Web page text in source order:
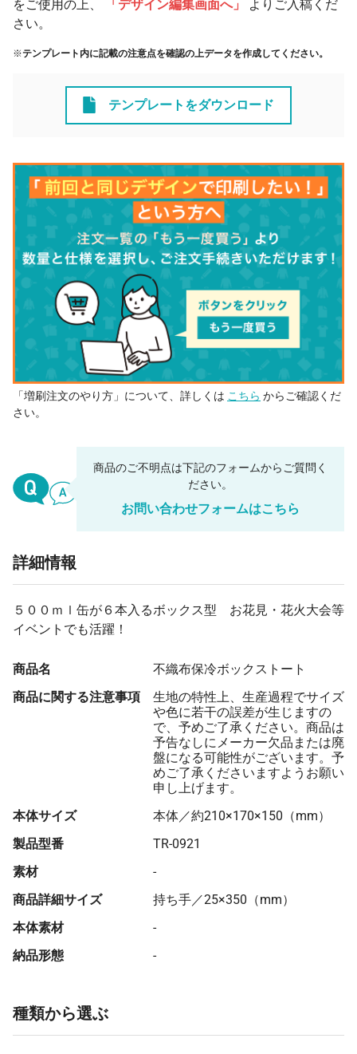
をご使用の上、 「デザイン編集画面へ」
よりご入稿くだ
さい。
※テンプレート内に記載の注意点を確認の上データを作成してください。
テンプレートをダウンロード
「増刷注文のやり方」について、詳しくは こちら からご確認くだ
さい。
商品のご不明点は下記のフォームからご質問く
ださい。
お問い合わせフォームはこちら
詳細情報
５００ｍｌ缶が６本入るボックス型 お花見・花火大会等
イベントでも活躍！
商品名
不織布保冷ボックストート
商品に関する注意事項
生地の特性上、生産過程でサイズ
や色に若干の誤差が生じますの
で、予めご了承ください。商品は
予告なしにメーカー欠品または廃
盤になる可能性がございます。予
めご了承くださいますようお願い
申し上げます。
本体サイズ
本体／約210×170×150（mm）
製品型番
TR-0921
素材
-
商品詳細サイズ
持ち手／25×350（mm）
本体素材
-
納品形態
-
種類から選ぶ